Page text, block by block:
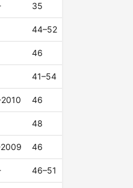
35
44–52
46
41–54
46
48
46
46–51